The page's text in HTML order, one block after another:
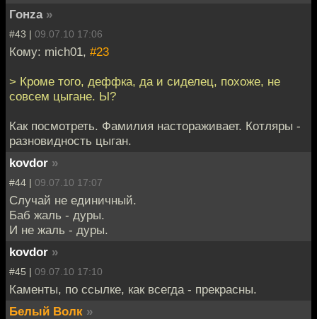
Гонzа »
#43 | 09.07.10 17:06
Кому: mich01, #23
> Кроме того, деффка, да и сиделец, похоже, не
совсем цыгане. Ы?
Как посмотреть. Фамилия настораживает. Котляры -
разновидность цыган.
kovdor »
#44 | 09.07.10 17:07
Случай не единичный.
Баб жаль - дуры.
И не жаль - дуры.
kovdor »
#45 | 09.07.10 17:10
Каменты, по ссылке, как всегда - прекрасны.
Белый Волк »